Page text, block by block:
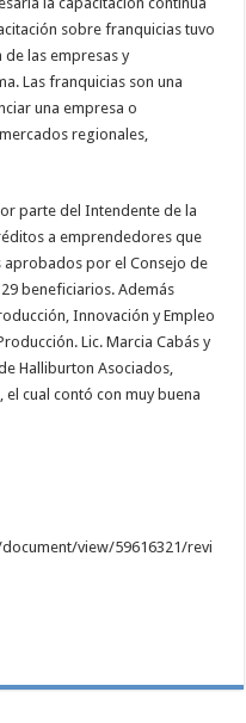
sobre franquicias tuvo
las empresas y
Las franquicias son una
una empresa o
regionales,
parte del Intendente de la
a emprendedores que
aprobados por el Consejo de
beneficiarios. Además
Innovación y Empleo
Lic. Marcia Cabás y
Halliburton Asociados,
cual contó con muy buena
view/59616321/revi